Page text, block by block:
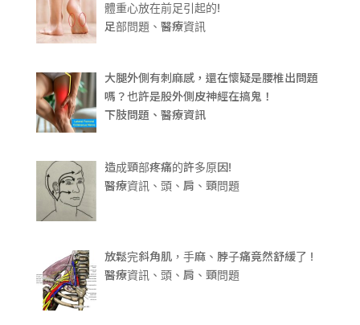
體重心放在前足引起的!
足部問題、醫療資訊
大腿外側有刺麻感，還在懷疑是腰椎出問題
嗎？也許是股外側皮神經在搞鬼！
下肢問題、醫療資訊
造成頸部疼痛的許多原因!
醫療資訊、頭、肩、頸問題
放鬆完斜角肌，手麻、脖子痛竟然舒緩了 !
醫療資訊、頭、肩、頸問題